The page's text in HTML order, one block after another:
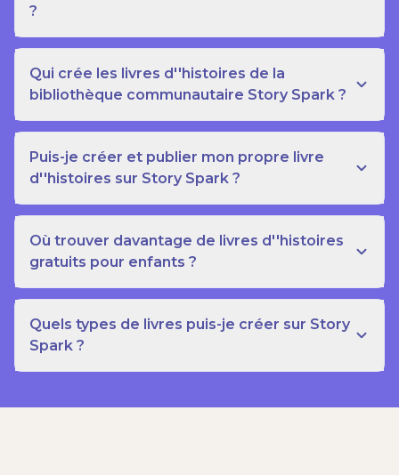
?
Qui crée les livres d''histoires de la
bibliothèque communautaire Story Spark ?
Puis-je créer et publier mon propre livre
d''histoires sur Story Spark ?
Où trouver davantage de livres d''histoires
gratuits pour enfants ?
Quels types de livres puis-je créer sur Story
Spark ?